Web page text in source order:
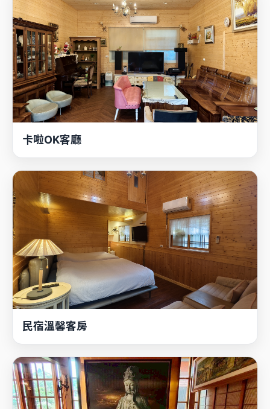
民宿溫馨客房
珍藏空間